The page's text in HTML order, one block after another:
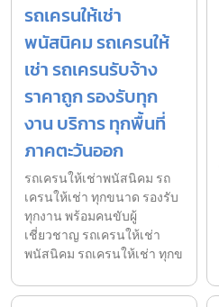
รถเครนให้เช่า
พนัสนิคม รถเครนให้
เช่า รถเครนรับจ้าง
ราคาถูก รองรับทุก
งาน บริการ ทุกพื้นที่
ภาคตะวันออก
รถเครนให้เช่าพนัสนิคม รถ
เครนให้เช่า ทุกขนาด รองรับ
ทุกงาน พร้อมคนขับผู้
เชี่ยวชาญ รถเครนให้เช่า
พนัสนิคม รถเครนให้เช่า ทุกข